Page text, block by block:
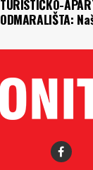
TURISTIČKO-
ODMARALIŠTA: